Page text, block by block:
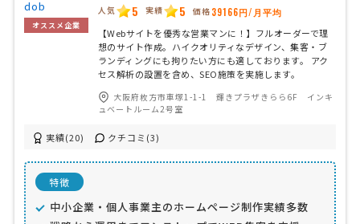
オススメ企業
人気 5 実績 5 価格 39166円/月平均
【Webサイトを優秀な営業マンに！】フルオーダーで理
想のサイト作成。ハイクオリティなデザイン、集客・ブ
ランディングにも拘りたい方にも適しております。 アク
セス解析の設置を含め、SEO施策を実施します。
大阪府枚方市車塚1-1-1 輝きプラザきらら6F インキ
ュベートルーム2号室
実績(20) クチコミ(3)
特徴
中小企業・個人事業主のホームページ制作実績多数